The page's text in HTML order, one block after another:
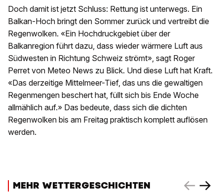
Doch damit ist jetzt Schluss: Rettung ist unterwegs. Ein
Balkan-Hoch bringt den Sommer zurück und vertreibt die
Regenwolken. «Ein Hochdruckgebiet über der
Balkanregion führt dazu, dass wieder wärmere Luft aus
Südwesten in Richtung Schweiz strömt», sagt Roger
Perret von Meteo News zu Blick. Und diese Luft hat Kraft.
«Das derzeitige Mittelmeer-Tief, das uns die gewaltigen
Regenmengen beschert hat, füllt sich bis Ende Woche
allmählich auf.» Das bedeute, dass sich die dichten
Regenwolken bis am Freitag praktisch komplett auflösen
werden.
MEHR WETTERGESCHICHTEN